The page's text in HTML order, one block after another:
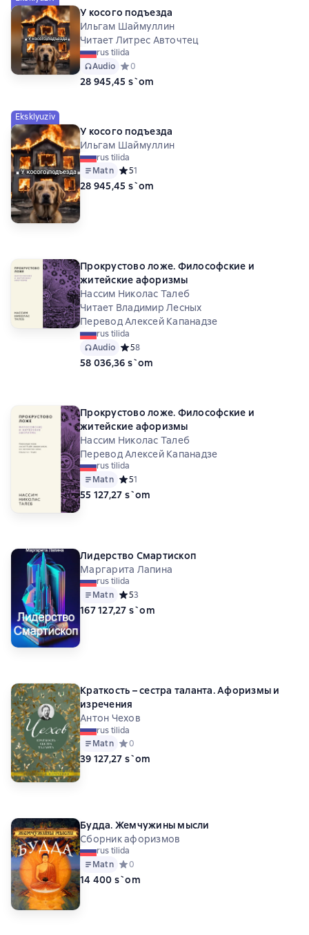
У косого подъезда
Ильгам Шаймуллин
Читает Литрес Авточтец
rus tilida
Audio Средний рейтинг 0 на основе 0 оценок
0
28 945,45 s`om
Eksklyuziv
У косого подъезда
Ильгам Шаймуллин
rus tilida
Matn Средний рейтинг 5 на основе 1 оценок
51
28 945,45 s`om
Прокрустово ложе. Философские и
житейские афоризмы
Нассим Николас Талеб
Читает Владимир Лесных
Перевод Алексей Капанадзе
rus tilida
Audio Средний рейтинг 5 на основе 8 оценок
58
58 036,36 s`om
Прокрустово ложе. Философские и
житейские афоризмы
Нассим Николас Талеб
Перевод Алексей Капанадзе
rus tilida
Matn Средний рейтинг 5 на основе 1 оценок
51
55 127,27 s`om
Лидерство Смартископ
Маргарита Лапина
rus tilida
Matn Средний рейтинг 5 на основе 3 оценок
53
167 127,27 s`om
Краткость – сестра таланта. Афоризмы и
изречения
Антон Чехов
rus tilida
Matn Средний рейтинг 0 на основе 0 оценок
0
39 127,27 s`om
Будда. Жемчужины мысли
Сборник афоризмов
rus tilida
Matn Средний рейтинг 0 на основе 0 оценок
0
14 400 s`om